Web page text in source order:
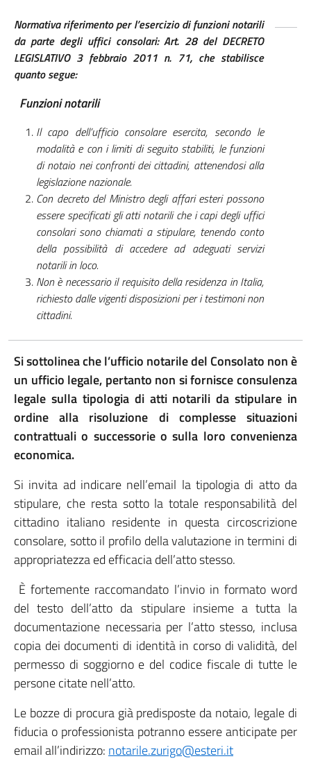
Normativariferimento per l’esercizio di funzioni notarili
da parte degli uffici consolari: Art. 28 del DECRETO
LEGISLATIVO 3 febbraio 2011 n. 71, che stabilisce
quanto segue:
Funzioni notarili
Il capo dell’ufficio consolare esercita, secondo le
modalità e con i limiti di seguito stabiliti, le funzioni
di notaio nei confronti dei cittadini, attenendosi alla
legislazione nazionale.
Con decreto del Ministro degli affari esteri possono
essere specificati gli atti notarili che i capi degli uffici
consolari sono chiamati a stipulare, tenendo conto
della possibilità di accedere ad adeguati servizi
notarili in loco.
Non è necessario il requisito della residenza in Italia,
richiesto dalle vigenti disposizioni per i testimoni non
cittadini.
Si sottolinea che l’ufficio notarile del Consolato non è
un ufficio legale, pertanto non si fornisce consulenza
legale sulla tipologia di atti notarili da stipulare in
ordine alla risoluzione di complesse situazioni
contrattuali o successorie o sulla loro convenienza
economica.
Si invita ad indicare nell’email la tipologia di atto da
stipulare, che resta sotto la totale responsabilità del
cittadino italiano residente in questa circoscrizione
consolare, sotto il profilo della valutazione in termini di
appropriatezza ed efficacia dell’atto stesso.
È fortemente raccomandato l’invio in formato word
del testo dell’atto da stipulare insieme a tutta la
documentazione necessaria per l’atto stesso, inclusa
copia dei documenti di identità in corso di validità, del
permesso di soggiorno e del codice fiscale di tutte le
persone citate nell’atto.
Le bozze di procura già predisposte da notaio, legale di
fiducia o professionista potranno essere anticipate per
email all’indirizzo: notarile.zurigo@esteri.it